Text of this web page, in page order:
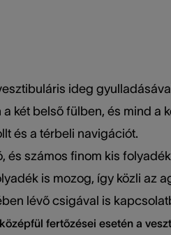
ideg
két belső fülben, és mind a
és a térbeli navigációt.
és számos finom kis
is mozog, így közli az
lévő csigával is
fertőzései esetén a